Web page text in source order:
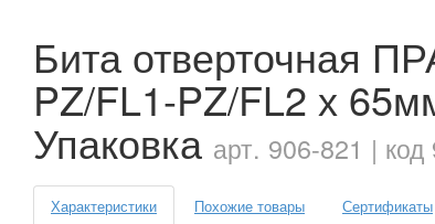
Бита отверточная
PZ/FL1-PZ/FL2 х
Упаковка арт. 906-821 | код
Характеристики Похожие товары Сертификаты